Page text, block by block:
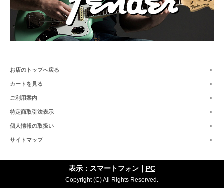
お店のトップへ戻る
カートを見る
ご利用案内
特定商取引法表示
個人情報の取扱い
サイトマップ
表示：スマートフォン｜ PC
Copyright (C) All Rights Reserved.